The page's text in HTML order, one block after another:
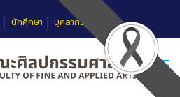
นักศึกษา บุคลากร